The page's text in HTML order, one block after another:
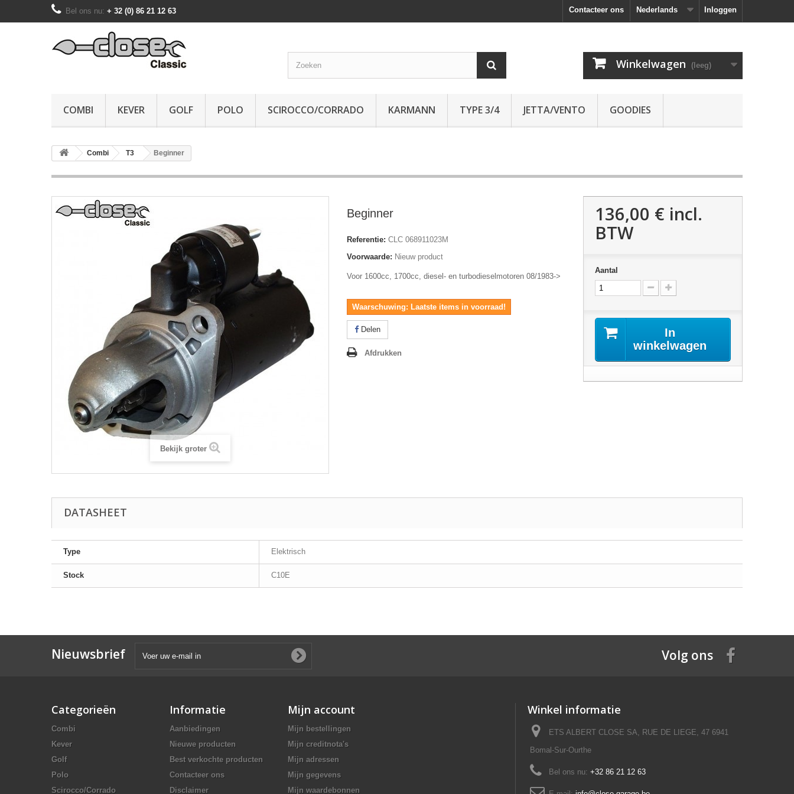
Inloggen
Nederlands
Contacteer ons
Bel ons nu: + 32 (0) 86 21 12 63
Winkelwagen (leeg)
COMBI KEVER GOLF POLO SCIROCCO/CORRADO KARMANN TYPE 3/4 JETTA/VENTO GOODIES
Combi T3 Beginner
Bekijk groter
Beginner
Referentie: CLC 068911023M
Voorwaarde: Nieuw product
Voor 1600cc, 1700cc, diesel- en turbodieselmotoren 08/1983->
Waarschuwing: Laatste items in voorraad!
Delen
Afdrukken
136,00 € incl.
BTW
Aantal
In
winkelwagen
DATASHEET
Type Elektrisch
Stock C10E
Nieuwsbrief Volg ons
Categorieën
Combi
Kever
Golf
Polo
Scirocco/Corrado
Informatie
Aanbiedingen
Nieuwe producten
Best verkochte producten
Contacteer ons
Disclaimer
Mijn account
Mijn bestellingen
Mijn creditnota's
Mijn adressen
Mijn gegevens
Mijn waardebonnen
Winkel informatie
ETS ALBERT CLOSE SA, RUE DE LIEGE, 47 6941
Bomal-Sur-Ourthe
Bel ons nu: +32 86 21 12 63